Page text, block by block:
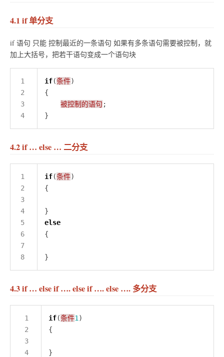
4.1 if 单分支
if 语句 只能 控制最近的一条语句 如果有多条语句需要被控制，就
加上大括号，把若干语句变成一个语句块
3
4
if(条件
被控制的语句
4.2 if … else … 二分支
3
4
5
6
7
8
if(条件
else
4.3 if … else if …. else if …. else …. 多分支
3
4
if(条件1